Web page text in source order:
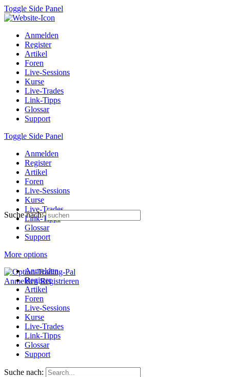
Toggle Side Panel
Anmelden
Register
Artikel
Foren
Live-Sessions
Kurse
Live-Trades
Link-Tipps
Glossar
Support
Toggle Side Panel
Anmelden
Register
Artikel
Foren
Live-Sessions
Kurse
Live-Trades
Link-Tipps
Glossar
Support
More options
Anmelden Registrieren
Suche nach:
Anmelden
Register
Artikel
Foren
Live-Sessions
Kurse
Live-Trades
Link-Tipps
Glossar
Support
Suche nach: